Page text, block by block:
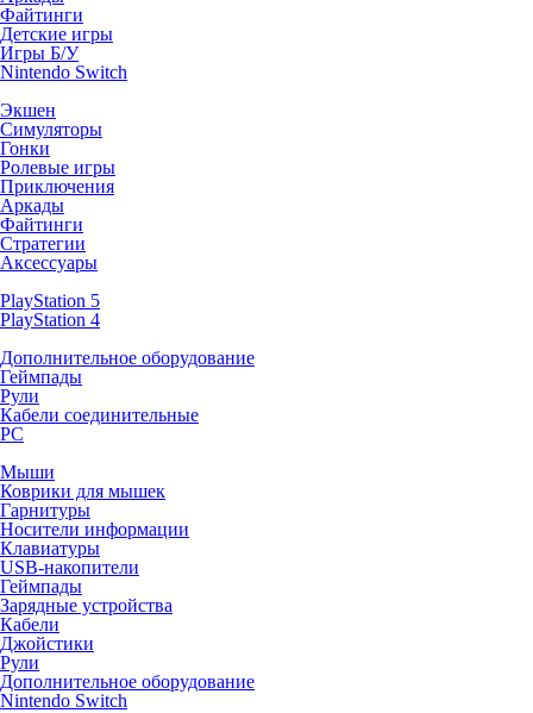
Файтинги
Детские игры
Игры Б/У
Nintendo Switch
Экшен
Симуляторы
Гонки
Ролевые игры
Приключения
Аркады
Файтинги
Стратегии
Аксессуары
PlayStation 5
PlayStation 4
Дополнительное оборудование
Геймпады
Рули
Кабели соединительные
PC
Мыши
Коврики для мышек
Гарнитуры
Носители информации
Клавиатуры
USB-накопители
Геймпады
Зарядные устройства
Кабели
Джойстики
Рули
Дополнительное оборудование
Nintendo Switch